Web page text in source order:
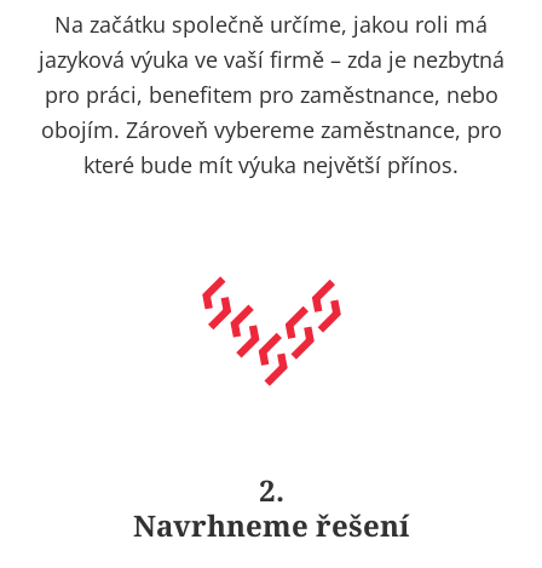
Na začátku společně určíme, jakou roli má
jazyková výuka ve vaší firmě – zda je nezbytná
pro práci, benefitem pro zaměstnance, nebo
obojím. Zároveň vybereme zaměstnance, pro
které bude mít výuka největší přínos.
2.
Navrhneme řešení